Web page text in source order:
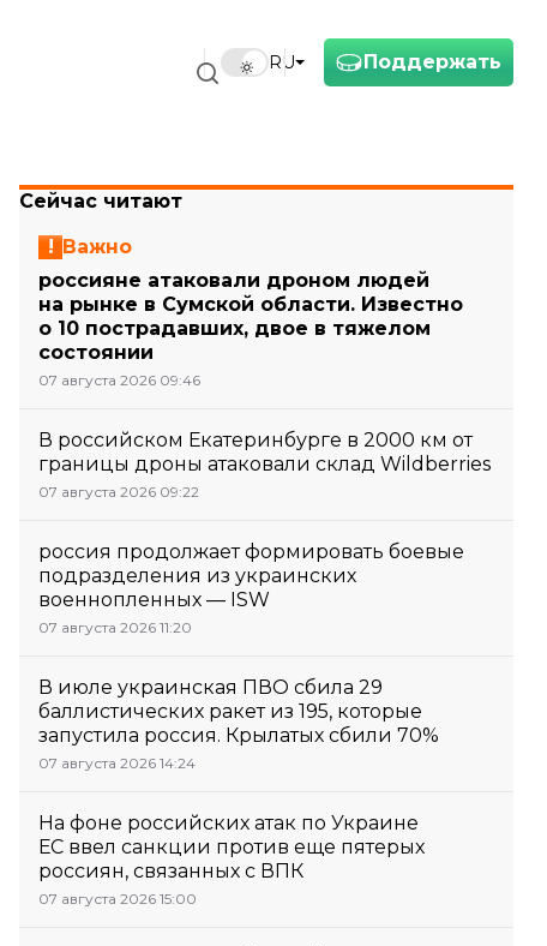
Поддержать
RU
Сейчас читают
Важно
россияне атаковали дроном людей
на рынке в Сумской области. Известно
о 10 пострадавших, двое в тяжелом
состоянии
07 августа 2026 09:46
В российском Екатеринбурге в 2000 км от
границы дроны атаковали склад Wildberries
07 августа 2026 09:22
россия продолжает формировать боевые
подразделения из украинских
военнопленных — ISW
07 августа 2026 11:20
В июле украинская ПВО сбила 29
баллистических ракет из 195, которые
запустила россия. Крылатых сбили 70%
07 августа 2026 14:24
На фоне российских атак по Украине
ЕС ввел санкции против еще пятерых
россиян, связанных с ВПК
07 августа 2026 15:00